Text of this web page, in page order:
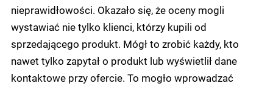
nieprawidłowości. Okazało się, że oceny mogli
wystawiać nie tylko klienci, którzy kupili od
sprzedającego produkt. Mógł to zrobić każdy, kto
nawet tylko zapytał o produkt lub wyświetlił dane
kontaktowe przy ofercie. To mogło wprowadzać